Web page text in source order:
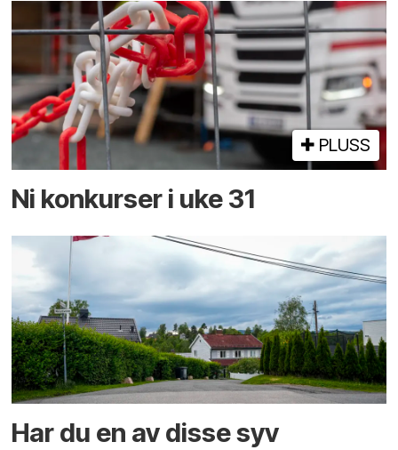
PLUSS
Ni konkurser i uke 31
Har du en av disse syv